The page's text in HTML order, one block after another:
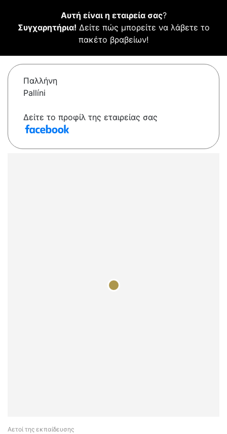
Αυτή είναι η εταιρεία σας?
Συγχαρητήρια! Δείτε πώς μπορείτε να λάβετε το
πακέτο βραβείων!
Παλλήνη
Pallíni
Δείτε το προφίλ της εταιρείας σας
Αετοί της εκπαίδευσης